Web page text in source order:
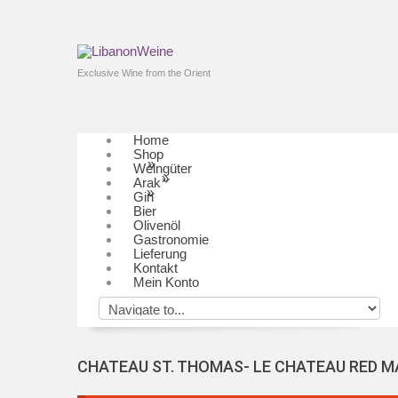
Exclusive Wine from the Orient
Home
Shop
»
Weingüter
»
Arak
»
Gin
Bier
Olivenöl
Gastronomie
Lieferung
Kontakt
Mein Konto
CHATEAU ST. THOMAS- LE CHATEAU RED